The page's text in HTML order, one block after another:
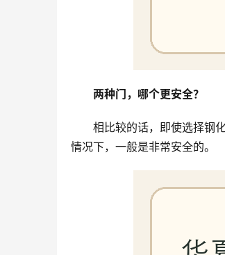
两种门，哪个更安全？
相比较的话，即使选择钢
情况下，一般是非常安全的。